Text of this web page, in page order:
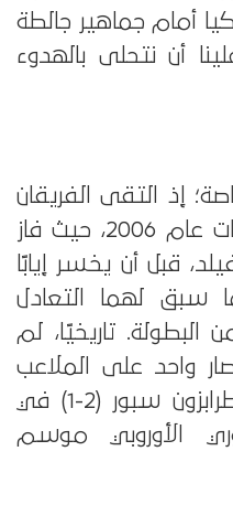
أمام جماهير جالطة
أن نتحلى بالهدوء
إذ التقى الفريقان
آخر مرة في دور المجموعات عام 2006، حيث فاز
(2-1) في آنفيلد، قبل أن يخسر إيابًا
(3-2). كما سبق لهما التعادل
في نسخة 2002 من البطولة. تاريخيًا، لم
واحد على الملاعب
التركية، عندما فاز على طرابزون سبور (2-1) في
الأوروبي موسم